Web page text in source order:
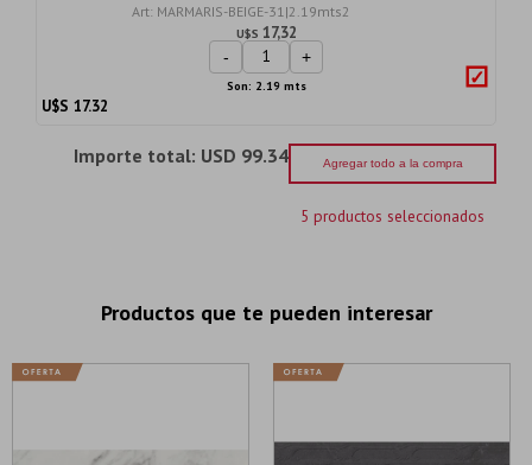
Art: MARMARIS-BEIGE-31|2.19mts2
U$S 17,32
- +
Son: 2.19 mts
U$S 17.32
Importe total: USD 99.34 Agregar todo a la compra
5 productos seleccionados
Productos que te pueden interesar